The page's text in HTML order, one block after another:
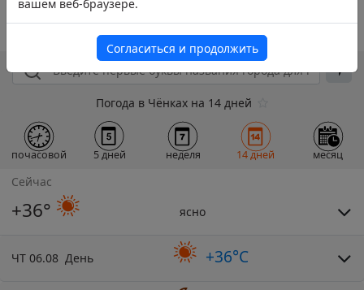
Погода в Чёнках на 14 дней
почасовой 5 дней неделя 14 дней месяц
Сейчас
+36° ясно
ЧТ 06.08 День +36°C
вашем веб-браузере.
Согласиться и продолжить